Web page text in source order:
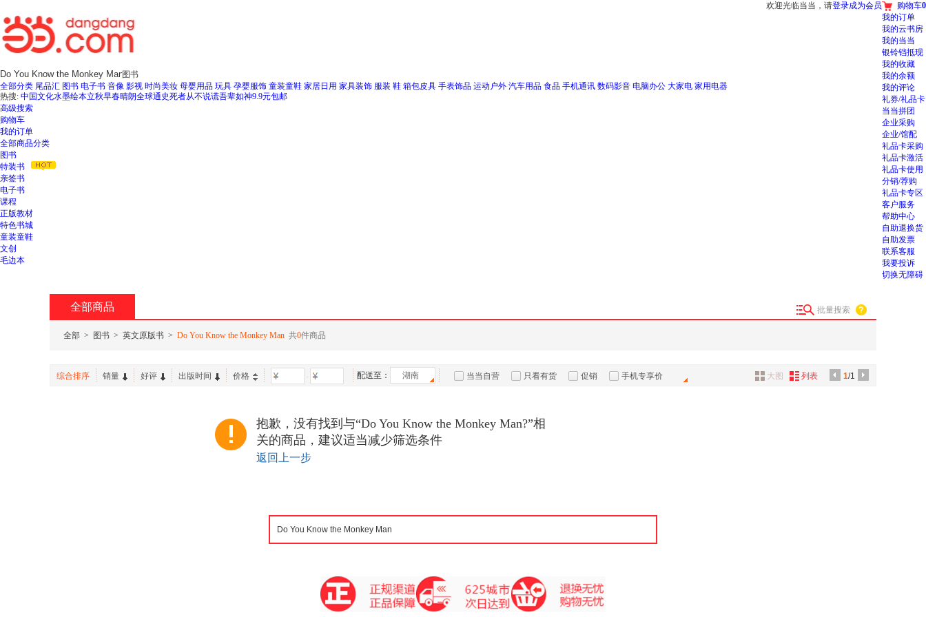
欢迎光临当当，请登录成为会员 购物车0
我的订单
我的云书房
我的当当
银铃铛抵现
我的收藏
我的余额
我的评论
礼券/礼品卡
当当拼团
企业采购
企业/馆配
礼品卡采购
礼品卡激活
礼品卡使用
分销/荐购
礼品卡专区
客户服务
帮助中心
自助退换货
自助发票
联系客服
我要投诉
切换无障碍
图书
全部分类 尾品汇 图书 电子书 音像 影视 时尚美妆 母婴用品 玩具 孕婴服饰 童装童鞋 家居日用 家具装饰 服装 鞋 箱包皮具 手表饰品 运动户外 汽车用品 食品 手机通讯 数码影音 电脑办公 大家电 家用电器
热搜: 中国文化水墨绘本立秋早春晴朗全球通史死者从不说谎吾辈如神9.9元包邮
高级搜索
购物车
我的订单
全部商品分类
图书
特装书
亲签书
电子书
课程
正版教材
特色书城
童装童鞋
文创
毛边本
全部商品 批量搜索
全部 > 图书 > 英文原版书 > Do You Know the Monkey Man 共0件商品
综合排序 销量 好评 出版时间 价格 - 配送至： 湖南 当当自营 只看有货 促销 手机专享价 1/1
大图 列表
抱歉，没有找到与“Do You Know the Monkey Man?”相
关的商品，建议适当减少筛选条件
返回上一步
窗
口
打
开
障
碍
说
明
页
面,
按
Ctrl
加
波
浪
键
打
开
导
盲
模